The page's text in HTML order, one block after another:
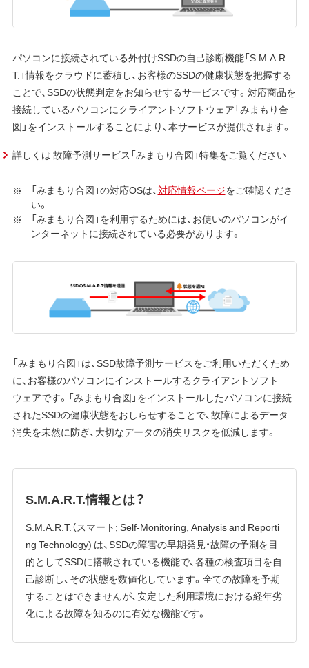
パソコンに接続されている外付けSSDの自己診断機能「S.M.A.R.
T.」情報をクラウドに蓄積し、お客様のSSDの健康状態を把握する
ことで、SSDの状態判定をお知らせするサービスです。対応商品を
接続しているパソコンにクライアントソフトウェア「みまもり合
図」をインストールすることにより、本サービスが提供されます。
詳しくは 故障予測サービス「みまもり合図」特集をご覧ください
「みまもり合図」の対応OSは、 対応情報ページをご確認くださ
い。
「みまもり合図」を利用するためには、お使いのパソコンがイ
ンターネットに接続されている必要があります。
「みまもり合図」は、SSD故障予測サービスをご利用いただくため
に、お客様のパソコンにインストールするクライアントソフト
ウェアです。「みまもり合図」をインストールしたパソコンに接続
されたSSDの健康状態をおしらせすることで、故障によるデータ
消失を未然に防ぎ、大切なデータの消失リスクを低減します。
S.M.A.R.T.情報とは？
S.M.A.R.T.（スマート; Self-Monitoring, Analysis and Reporti
ng Technology) は、SSDの障害の早期発見・故障の予測を目
的としてSSDに搭載されている機能で、各種の検査項目を自
己診断し、その状態を数値化しています。全ての故障を予期
することはできませんが、安定した利用環境における経年劣
化による故障を知るのに有効な機能です。